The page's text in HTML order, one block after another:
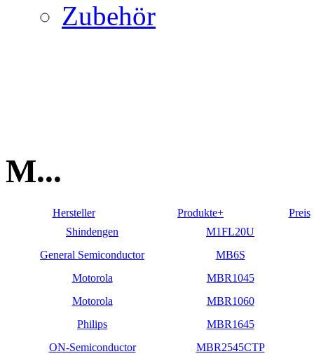
Zubehör
M...
Hersteller Produkte+
Preis
Shindengen
M1FL20U
General Semiconductor
MB6S
Motorola
MBR1045
Motorola
MBR1060
Philips
MBR1645
ON-Semiconductor
MBR2545CTP